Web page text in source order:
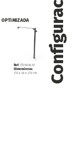
OPTIMIZADA
Ref: ES19006.01
Dimensiones:
170 x 28 x 270 cm